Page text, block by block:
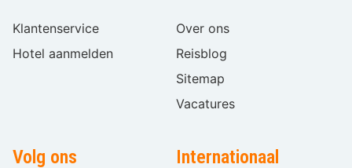
Klantenservice
Hotel aanmelden
Over ons
Reisblog
Sitemap
Vacatures
Volg ons Internationaal